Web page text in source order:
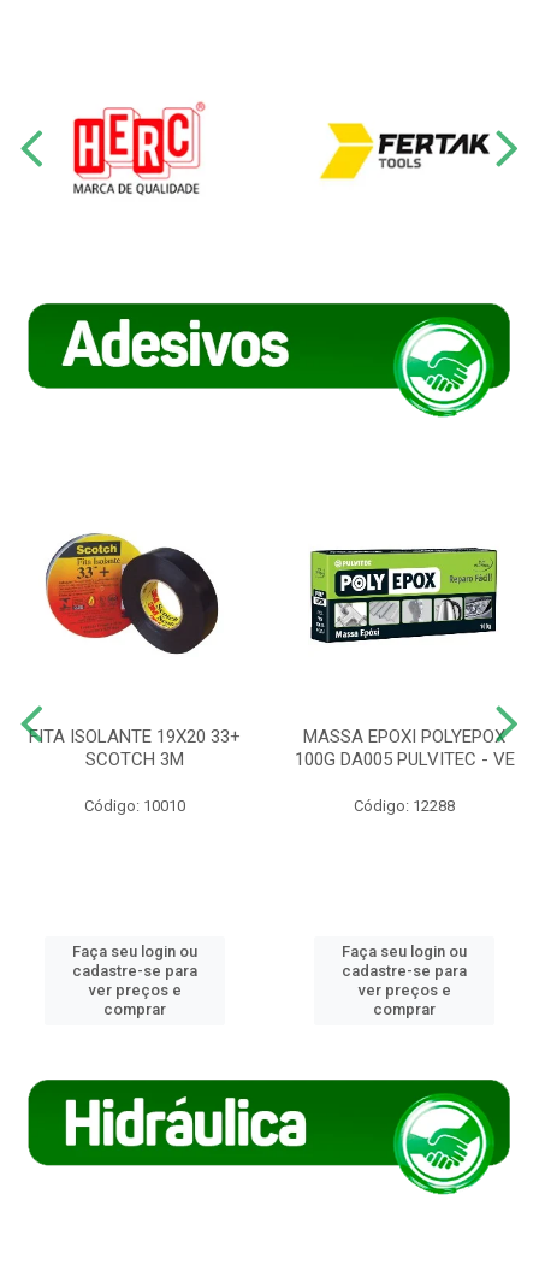
FITA ISOLANTE 19X20 33+
SCOTCH 3M
Código: 10010
Faça seu login ou
cadastre-se para
ver preços e
comprar
MASSA EPOXI POLYEPOX
100G DA005 PULVITEC - VE
Código: 12288
Faça seu login ou
cadastre-se para
ver preços e
comprar